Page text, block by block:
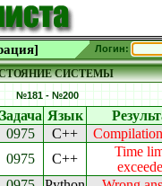
Логин:
СИСТЕМЫ
№181 - №200
Задача Язык
0975 C++
0975 C++
Time